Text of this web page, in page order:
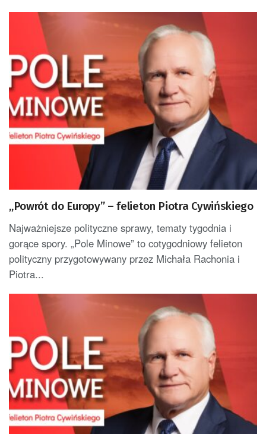
„Powrót do Europy” – felieton Piotra Cywińskiego
Najważniejsze polityczne sprawy, tematy tygodnia i
gorące spory. „Pole Minowe” to cotygodniowy felieton
polityczny przygotowywany przez Michała Rachonia i
Piotra...